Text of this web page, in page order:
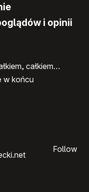
i opinii
całkiem…
w końcu
Follow